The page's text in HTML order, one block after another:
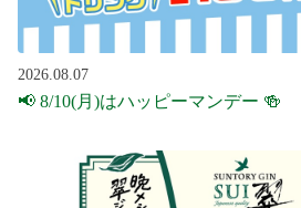
2026.08.07
📢 8/10(月)はハッピーマンデー 🍻